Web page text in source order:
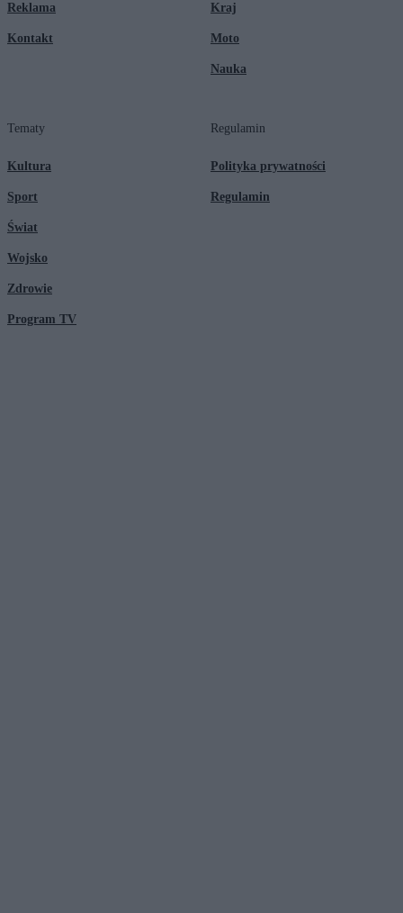
Reklama
Kontakt
Kraj
Moto
Nauka
Tematy
Kultura
Sport
Świat
Wojsko
Zdrowie
Program TV
Regulamin
Polityka prywatności
Regulamin